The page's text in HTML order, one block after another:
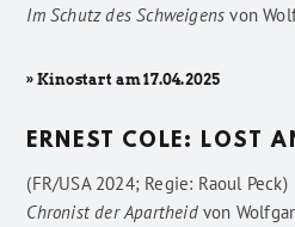
Im Schutz des Schweigens von
» Kinostart am 17.04.2025
ERNEST COLE: LOST
(FR/USA 2024; Regie: Raoul Peck)
Chronist der Apartheidvon